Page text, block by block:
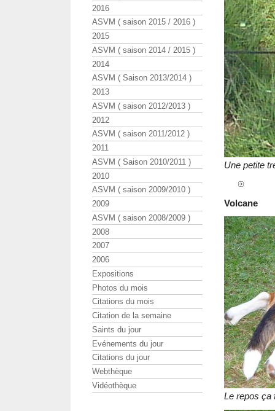
Une petite
Volcane
Le repos ça
2016
ASVM ( saison 2015 / 2016 )
2015
ASVM ( saison 2014 / 2015 )
2014
ASVM ( Saison 2013/2014 )
2013
ASVM ( saison 2012/2013 )
2012
ASVM ( saison 2011/2012 )
2011
ASVM ( Saison 2010/2011 )
2010
ASVM ( saison 2009/2010 )
2009
ASVM ( saison 2008/2009 )
2008
2007
2006
Expositions
Photos du mois
Citations du mois
Citation de la semaine
Saints du jour
Evénements du jour
Citations du jour
Webthèque
Vidéothèque